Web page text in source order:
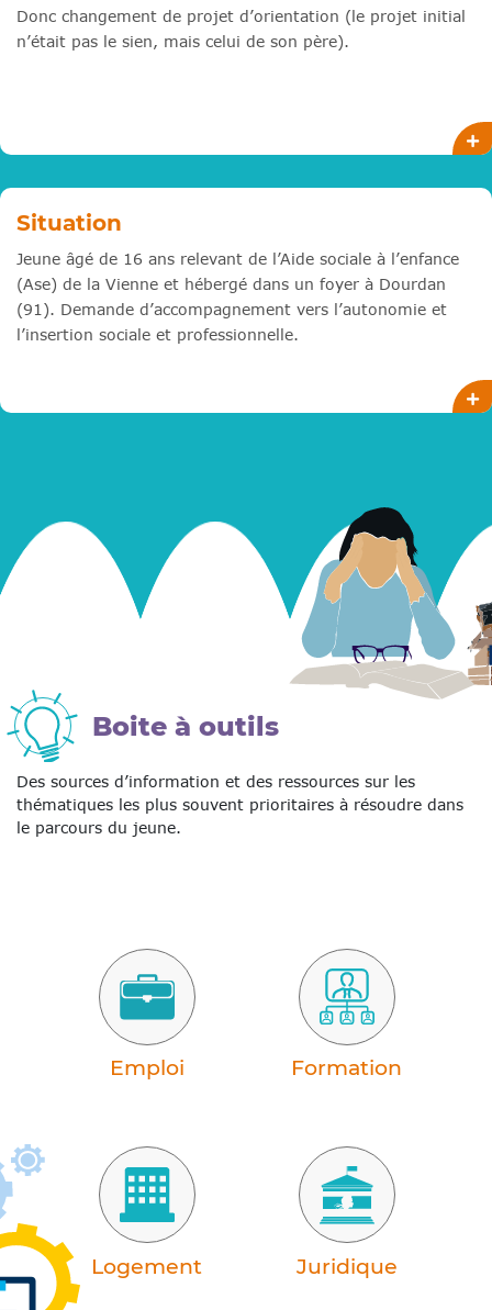
Donc changement de projet d’orientation (le projet initial
n’était pas le sien, mais celui de son père).
Situation
Jeune âgé de 16 ans relevant de l’Aide sociale à l’enfance
(Ase) de la Vienne et hébergé dans un foyer à Dourdan
(91). Demande d’accompagnement vers l’autonomie et
l’insertion sociale et professionnelle.
Boite à outils
Des sources d’information et des ressources sur les
thématiques les plus souvent prioritaires à résoudre dans
le parcours du jeune.
Emploi Formation
Logement Juridique